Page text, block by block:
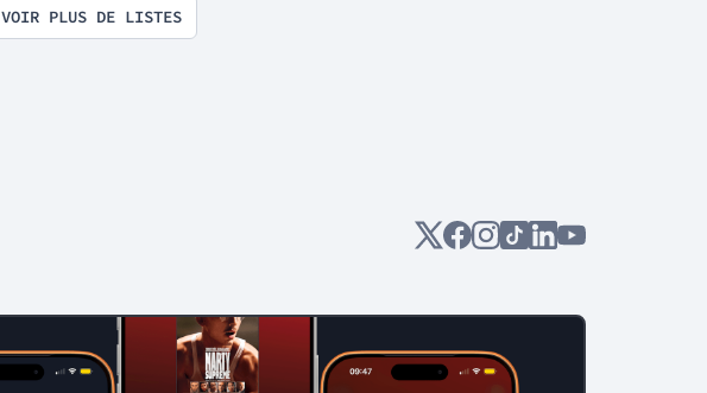
VOIR PLUS DE LISTES